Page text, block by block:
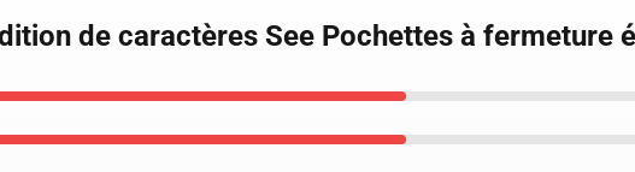
de caractères See Pochettes à fermeture